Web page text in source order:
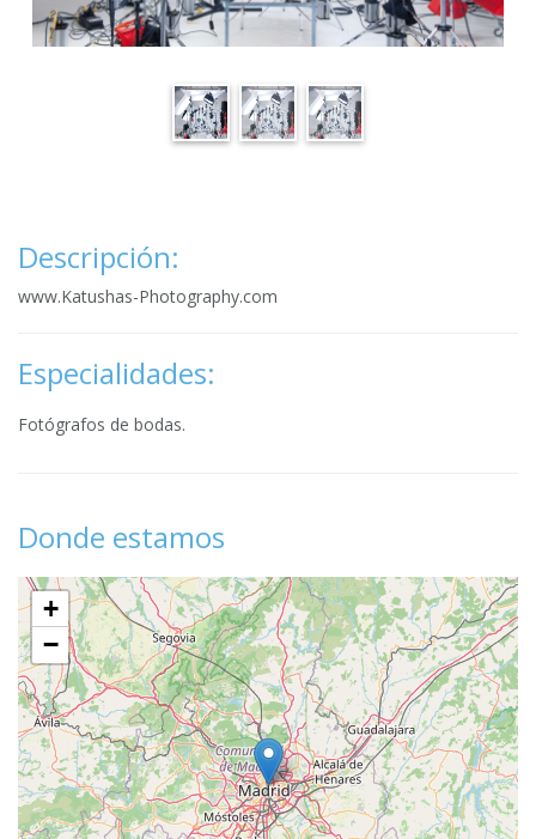
Descripción:
www.Katushas-Photography.com
Especialidades:
Fotógrafos de bodas.
Donde estamos
+
−